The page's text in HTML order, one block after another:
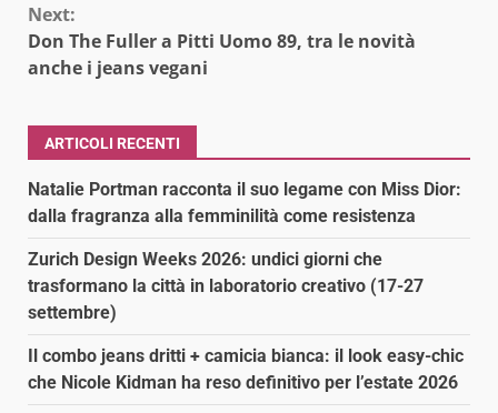
Next:
Don The Fuller a Pitti Uomo 89, tra le novità
anche i jeans vegani
ARTICOLI RECENTI
Natalie Portman racconta il suo legame con Miss Dior:
dalla fragranza alla femminilità come resistenza
Zurich Design Weeks 2026: undici giorni che
trasformano la città in laboratorio creativo (17-27
settembre)
Il combo jeans dritti + camicia bianca: il look easy-chic
che Nicole Kidman ha reso definitivo per l’estate 2026